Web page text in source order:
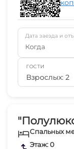
Спальных
Этаж: 0
Дата заезда и
Когда
ГОСТИ
Взрослых: 2